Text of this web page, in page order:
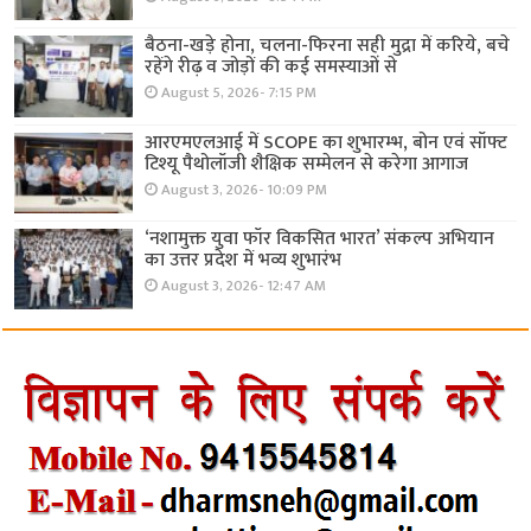
बैठना-खड़े होना, चलना-फिरना सही मुद्रा में करिये, बचे
रहेंगे रीढ़ व जोड़ों की कई समस्याओं से
August 5, 2026- 7:15 PM
आरएमएलआई में SCOPE का शुभारम्भ, बोन एवं सॉफ्ट
टिश्यू पैथोलॉजी शैक्षिक सम्मेलन से करेगा आगाज
August 3, 2026- 10:09 PM
‘नशामुक्त युवा फॉर विकसित भारत’ संकल्प अभियान
का उत्तर प्रदेश में भव्य शुभारंभ
August 3, 2026- 12:47 AM